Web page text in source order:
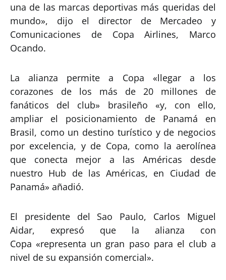
una de las marcas deportivas más queridas del
mundo», dijo el director de Mercadeo y
Comunicaciones de Copa Airlines, Marco
Ocando.
La alianza permite a Copa «llegar a los
corazones de los más de 20 millones de
fanáticos del club» brasileño «y, con ello,
ampliar el posicionamiento de Panamá en
Brasil, como un destino turístico y de negocios
por excelencia, y de Copa, como la aerolínea
que conecta mejor a las Américas desde
nuestro Hub de las Américas, en Ciudad de
Panamá» añadió.
El presidente del Sao Paulo, Carlos Miguel
Aidar, expresó que la alianza con
Copa «representa un gran paso para el club a
nivel de su expansión comercial».